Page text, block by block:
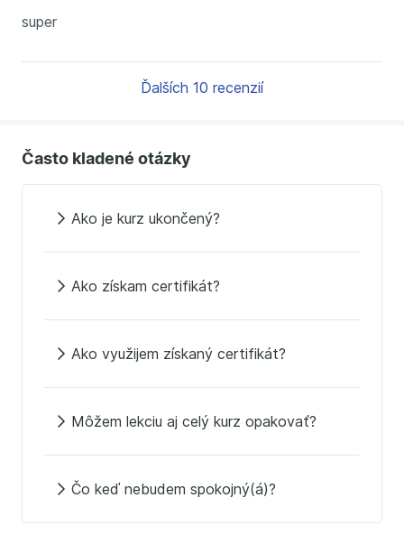
super
Ďalších 10 recenzií
Často kladené otázky
Ako je kurz ukončený?
Ako získam certifikát?
Ako využijem získaný certifikát?
Môžem lekciu aj celý kurz opakovať?
Čo keď nebudem spokojný(á)?